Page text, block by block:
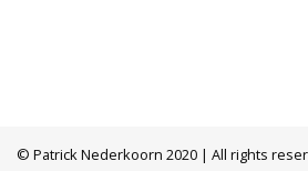
© Patrick Nederkoorn 2020 | All rights